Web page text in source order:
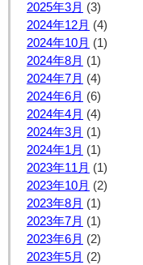
2025年3月 (3)
2024年12月 (4)
2024年10月 (1)
2024年8月 (1)
2024年7月 (4)
2024年6月 (6)
2024年4月 (4)
2024年3月 (1)
2024年1月 (1)
2023年11月 (1)
2023年10月 (2)
2023年8月 (1)
2023年7月 (1)
2023年6月 (2)
2023年5月 (2)